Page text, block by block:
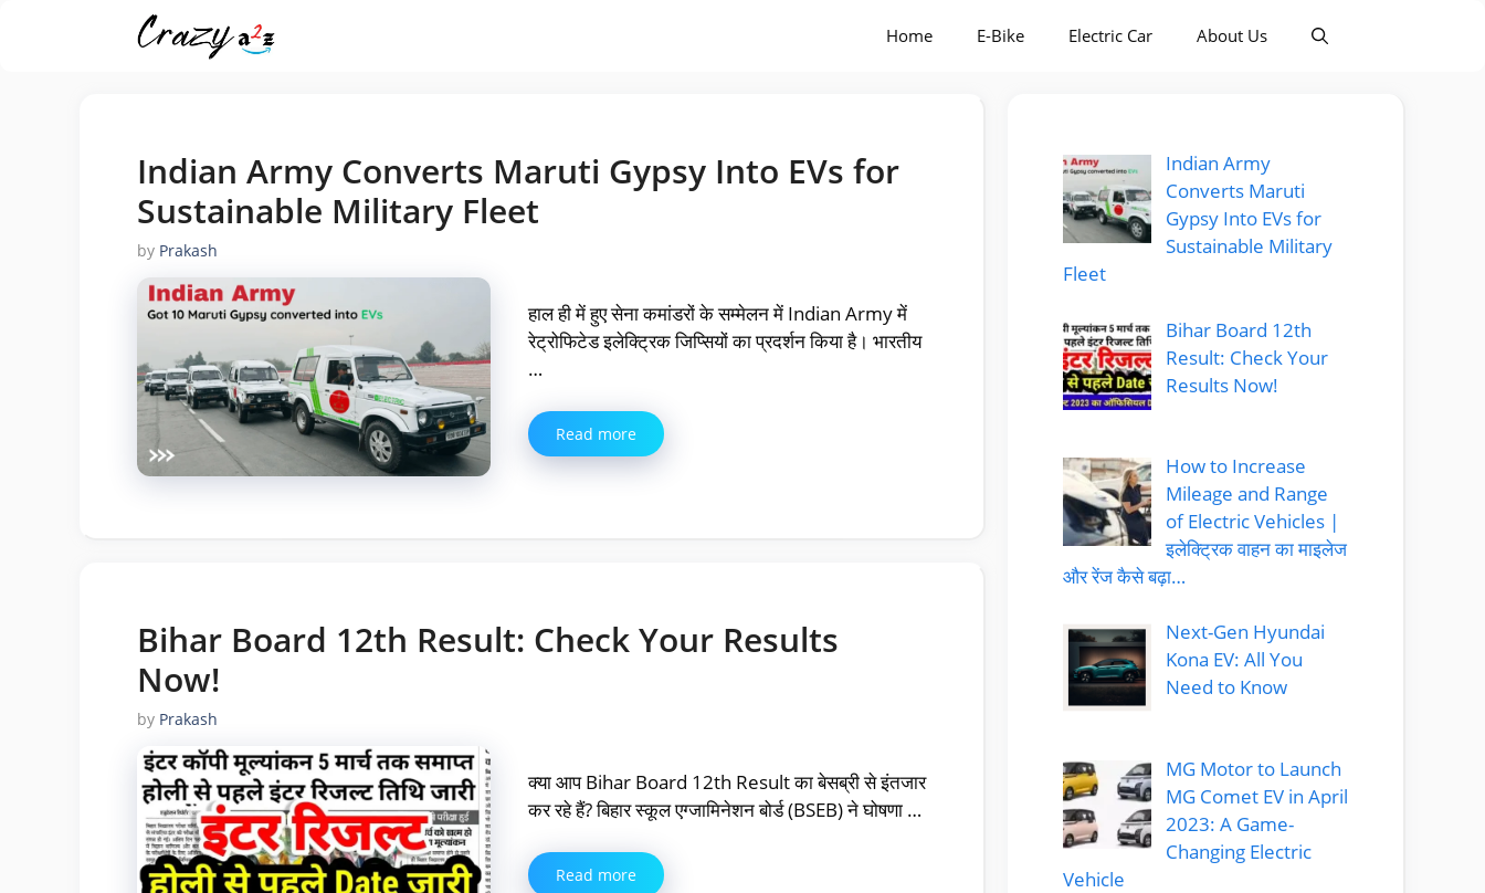
Home E-Bike Electric Car About Us
Indian Army Converts Maruti Gypsy Into EVs for
Sustainable Military Fleet
by Prakash
हाल ही में हुए सेना कमांडरों के सम्मेलन में Indian Army में
रेट्रोफिटेड इलेक्ट्रिक जिप्सियों का प्रदर्शन किया है। भारतीय
…
Read more
Bihar Board 12th Result: Check Your Results
Now!
by Prakash
क्या आप Bihar Board 12th Result का बेसब्री से इंतजार
कर रहे हैं? बिहार स्कूल एग्जामिनेशन बोर्ड (BSEB) ने घोषणा …
Read more
Indian Army
Converts Maruti
Gypsy Into EVs for
Sustainable Military
Fleet
Bihar Board 12th
Result: Check Your
Results Now!
How to Increase
Mileage and Range
of Electric Vehicles |
इलेक्ट्रिक वाहन का माइलेज
और रेंज कैसे बढ़ा…
Next-Gen Hyundai
Kona EV: All You
Need to Know
MG Motor to Launch
MG Comet EV in April
2023: A Game-
Changing Electric
Vehicle